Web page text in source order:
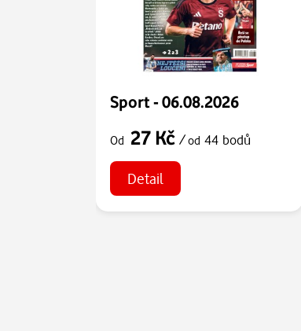
Sport - 06.08.2026
Od 27 Kč /od 44 bodů
Detail